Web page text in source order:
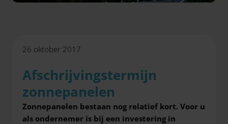
26 oktober 2017
Afschrijvingstermijn
zonnepanelen
Zonnepanelen bestaan nog relatief kort. Voor u
als ondernemer is bij een investering in